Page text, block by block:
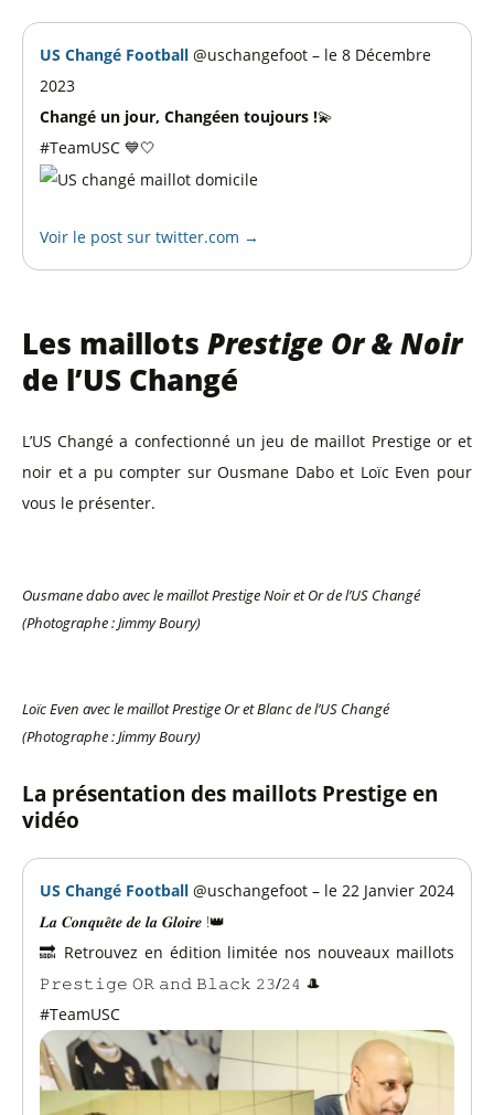
US Changé Football @uschangefoot – le 8 Décembre
2023
Changé un jour, Changéen toujours !💫
#TeamUSC 💙🤍
Voir le post sur twitter.com →
Les maillots Prestige Or & Noir
de l’US Changé
L’US Changé a confectionné un jeu de maillot Prestige or et
noir et a pu compter sur Ousmane Dabo et Loïc Even pour
vous le présenter.
Ousmane dabo avec le maillot Prestige Noir et Or de l’US Changé
(Photographe : Jimmy Boury)
Loïc Even avec le maillot Prestige Or et Blanc de l’US Changé
(Photographe : Jimmy Boury)
La présentation des maillots Prestige en
vidéo
US Changé Football @uschangefoot – le 22 Janvier 2024
𝑳𝒂 𝑪𝒐𝒏𝒒𝒖𝒆̂𝒕𝒆 𝒅𝒆 𝒍𝒂 𝑮𝒍𝒐𝒊𝒓𝒆 !👑
🔜 Retrouvez en édition limitée nos nouveaux maillots
𝙿𝚛𝚎𝚜𝚝𝚒𝚐𝚎 𝙾𝚁 𝚊𝚗𝚍 𝙱𝚕𝚊𝚌𝚔 𝟸𝟹/𝟸𝟺 🎩
#TeamUSC